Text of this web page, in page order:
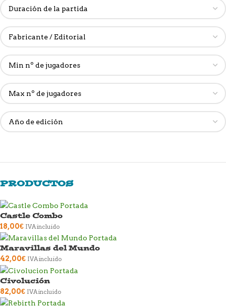
PRODUCTOS
Castle Combo
18,00€ IVA incluido
Maravillas del Mundo
42,00€ IVA incluido
Civolución
82,00€ IVA incluido